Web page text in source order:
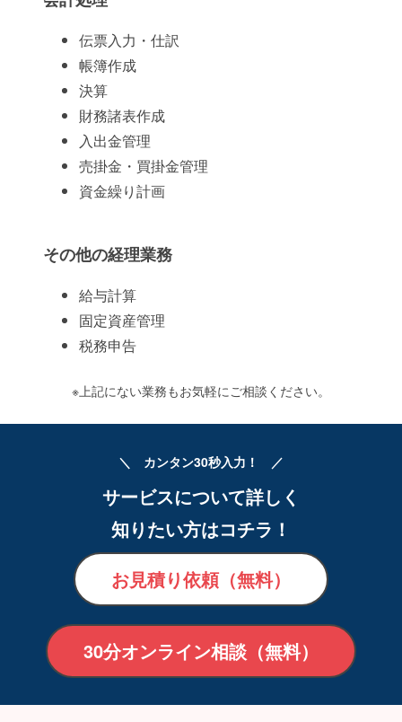
伝票入力・仕訳
帳簿作成
決算
財務諸表作成
入出金管理
売掛金・買掛金管理
資金繰り計画
その他の経理業務
給与計算
固定資産管理
税務申告
※上記にない業務もお気軽にご相談ください。
＼ カンタン30秒入力！ ／
サービスについて詳しく
知りたい方はコチラ！
お見積り依頼（無料）
30分オンライン相談（無料）